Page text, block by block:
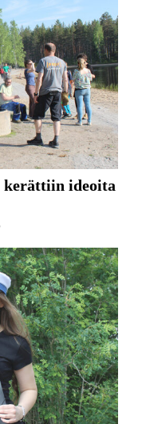
kerättiin ideoita